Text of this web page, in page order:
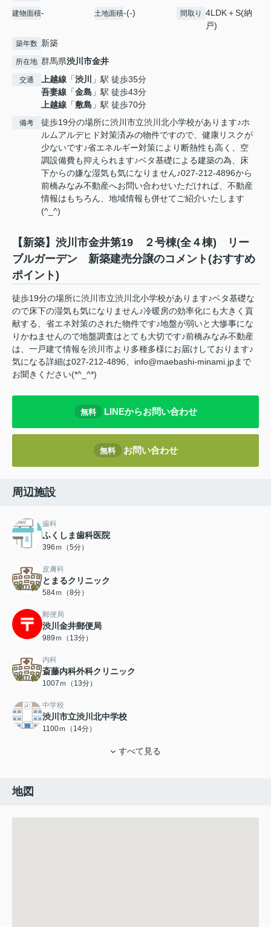
建物面積- 土地面積-(-) 間取り
4LDK＋S(納
戸)
築年数 新築
所在地 群馬県渋川市金井
交通 上越線 「渋川
」駅 徒歩35分
吾妻線 「金島 」駅 徒歩43分
上越線 「敷島 」駅 徒歩70分
備考
徒歩19分の場所に渋川市立渋川北小学校があります♪ホ
ルムアルデヒド対策済みの物件ですので、健康リスクが
少ないです♪省エネルギー対策により断熱性も高く、空
調設備費も抑えられます♪ベタ基礎による建築の為、床
下からの嫌な湿気も気になりません♪027-212-4896から
前橋みなみ不動産へお問い合わせいただければ、不動産
情報はもちろん、地域情報も併せてご紹介いたします
(^_^)
【新築】渋川市金井第19 ２号棟(全４棟) リー
ブルガーデン 新築建売分譲のコメント(おすすめ
ポイント)
徒歩19分の場所に渋川市立渋川北小学校があります♪ベタ基礎な
ので床下の湿気も気になりません♪冷暖房の効率化にも大きく貢
献する、省エネ対策のされた物件です♪地盤が弱いと大惨事にな
りかねませんので地盤調査はとても大切です♪前橋みなみ不動産
は、一戸建て情報を渋川市より多種多様にお届けしております♪
気になる詳細は027-212-4896、info@maebashi-minami.jpまで
お聞きください(*^_^*)
無料 LINEからお問い合わせ
無料 お問い合わせ
周辺施設
歯科
ふくしま歯科医院
396ｍ（5分）
皮膚科
とまるクリニック
584ｍ（8分）
郵便局
渋川金井郵便局
989ｍ（13分）
内科
斎藤内科外科クリニック
1007ｍ（13分）
中学校
渋川市立渋川北中学校
1100ｍ（14分）
すべて見る
地図